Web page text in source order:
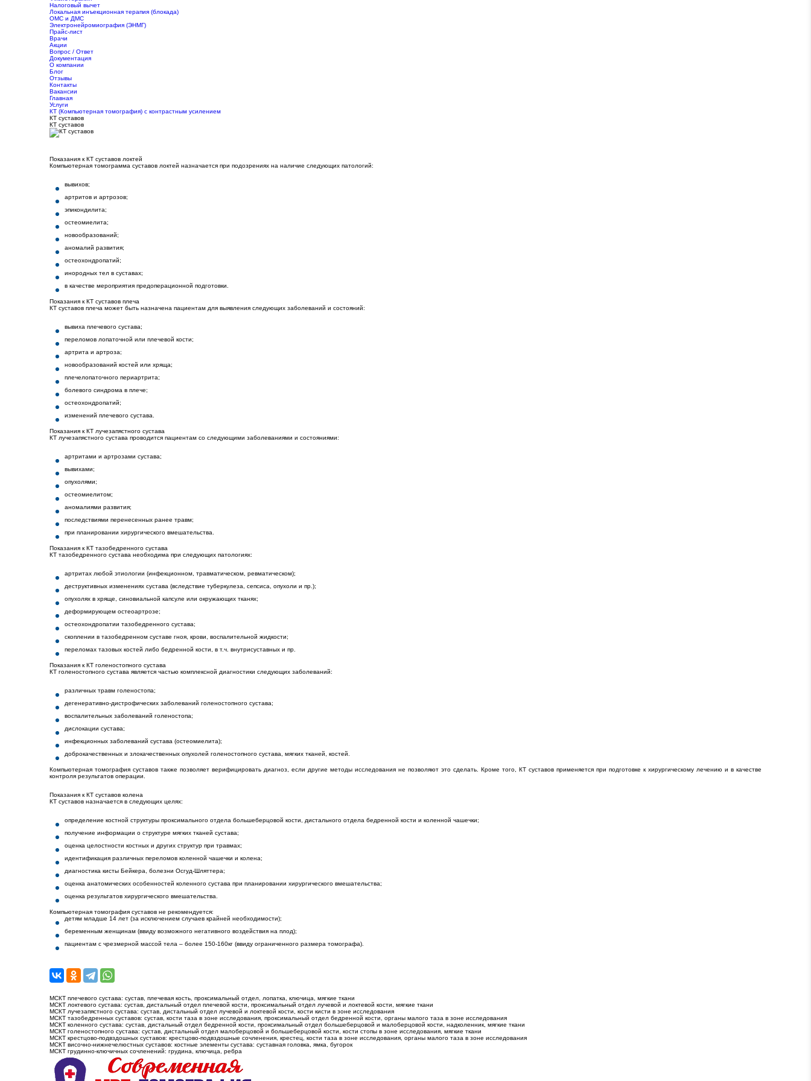
Налоговый вычет
Локальная инъекционная терапия (блокада)
ОМС и ДМС
Электронейромиография (ЭНМГ)
Прайс-лист
Врачи
Акции
Вопрос / Ответ
Документация
О компании
Блог
Отзывы
Контакты
Вакансии
Главная
Услуги
КТ (Компьютерная томография) с контрастным усилением
КТ суставов
КТ суставов
Показания к КТ суставов локтей
Компьютерная томограмма суставов локтей назначается при подозрениях на наличие следующих патологий:
вывихов;
артритов и артрозов;
эпикондилита;
остеомиелита;
новообразований;
аномалий развития;
остеохондропатий;
инородных тел в суставах;
в качестве мероприятия предоперационной подготовки.
Показания к КТ суставов плеча
КТ суставов плеча может быть назначена пациентам для выявления следующих заболеваний и состояний:
вывиха плечевого сустава;
переломов лопаточной или плечевой кости;
артрита и артроза;
новообразований костей или хряща;
плечелопаточного периартрита;
болевого синдрома в плече;
остеохондропатий;
изменений плечевого сустава.
Показания к КТ лучезапястного сустава
КТ лучезапястного сустава проводится пациентам со следующими заболеваниями и состояниями:
артритами и артрозами сустава;
вывихами;
опухолями;
остеомиелитом;
аномалиями развития;
последствиями перенесенных ранее травм;
при планировании хирургического вмешательства.
Показания к КТ тазобедренного сустава
КТ тазобедренного сустава необходима при следующих патологиях:
артритах любой этиологии (инфекционном, травматическом, ревматическом);
деструктивных изменениях сустава (вследствие туберкулеза, сепсиса, опухоли и пр.);
опухолях в хряще, синовиальной капсуле или окружающих тканях;
деформирующем остеоартрозе;
остеохондропатии тазобедренного сустава;
скоплении в тазобедренном суставе гноя, крови, воспалительной жидкости;
переломах тазовых костей либо бедренной кости, в т.ч. внутрисуставных и пр.
Показания к КТ голеностопного сустава
КТ голеностопного сустава является частью комплексной диагностики следующих заболеваний:
различных травм голеностопа;
дегенеративно-дистрофических заболеваний голеностопного сустава;
воспалительных заболеваний голеностопа;
дислокации сустава;
инфекционных заболеваний сустава (остеомиелита);
доброкачественных и злокачественных опухолей голеностопного сустава, мягких тканей, костей.
Компьютерная томография суставов также позволяет верифицировать диагноз, если другие методы исследования не позволяют это сделать. Кроме того, КТ суставов применяется при подготовке к хирургическому лечению и в качестве
контроля результатов операции.
Показания к КТ суставов колена
КТ суставов назначается в следующих целях:
определение костной структуры проксимального отдела большеберцовой кости, дистального отдела бедренной кости и коленной чашечки;
получение информации о структуре мягких тканей сустава;
оценка целостности костных и других структур при травмах;
идентификация различных переломов коленной чашечки и колена;
диагностика кисты Бейкера, болезни Осгуд-Шляттера;
оценка анатомических особенностей коленного сустава при планировании хирургического вмешательства;
оценка результатов хирургического вмешательства.
Компьютерная томография суставов не рекомендуется:
детям младше 14 лет (за исключением случаев крайней необходимости);
беременным женщинам (ввиду возможного негативного воздействия на плод);
пациентам с чрезмерной массой тела – более 150-160кг (ввиду ограниченного размера томографа).
МСКТ плечевого сустава: сустав, плечевая кость, проксимальный отдел, лопатка, ключица, мягкие ткани
МСКТ локтевого сустава: сустав, дистальный отдел плечевой кости, проксимальный отдел лучевой и локтевой кости, мягкие ткани
МСКТ лучезапястного сустава: сустав, дистальный отдел лучевой и локтевой кости, кости кисти в зоне исследования
МСКТ тазобедренных суставов: сустав, кости таза в зоне исследования, проксимальный отдел бедренной кости, органы малого таза в зоне исследования
МСКТ коленного сустава: сустав, дистальный отдел бедренной кости, проксимальный отдел большеберцовой и малоберцовой кости, надколенник, мягкие ткани
МСКТ голеностопного сустава: сустав, дистальный отдел малоберцовой и большеберцовой кости, кости стопы в зоне исследования, мягкие ткани
МСКТ крестцово-подвздошных суставов: крестцово-подвздошные сочленения, крестец, кости таза в зоне исследования, органы малого таза в зоне исследования
МСКТ височно-нижнечелюстных суставов: костные элементы сустава: суставная головка, ямка, бугорок
МСКТ грудинно-ключичных сочленений: грудина, ключица, ребра